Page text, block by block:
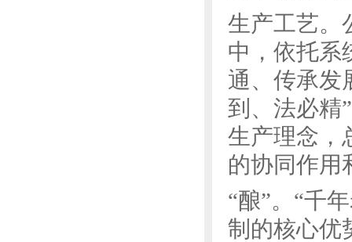
生产工艺。
中，依托系
通、传承发
到、法必精
生产理念，
的协同作用
“酿”。“千
制的核心优